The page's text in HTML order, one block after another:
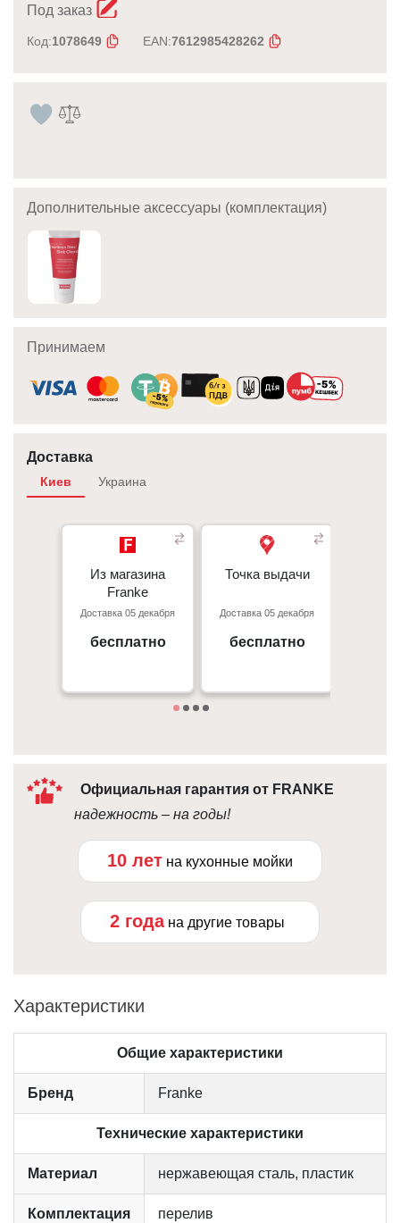
Под заказ
Код:1078649 EAN:7612985428262
Дополнительные аксессуары (комплектация)
Принимаем
Доставка
Киев Украина
Из магазина
Franke
Доставка 05 декабря
бесплатно
Из магазина
Franke
Киев, пр. С. Бандеры 23, ТЦ
Gorodok Gallery
Точка выдачи
Доставка 05 декабря
бесплатно
Точка выдачи
г. Киев пр. Отрадный, 95к
09:00 - 18:00
Официальная гарантия от FRANKE
надежность – на годы!
10 лет на кухонные мойки
2 года на другие товары
Характеристики
Общие характеристики
Бренд Franke
Технические характеристики
Материал нержавеющая сталь, пластик
Комплектация перелив